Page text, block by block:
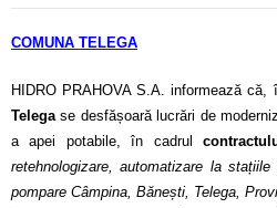
COMUNA TELEGA
HIDRO PRAHOVA S.A. informează
Telegase desfășoară lucrări de
a apei potabile, în cadrul
retehnologizare, automatizare la
pompare Câmpina, Bănești, Telega,